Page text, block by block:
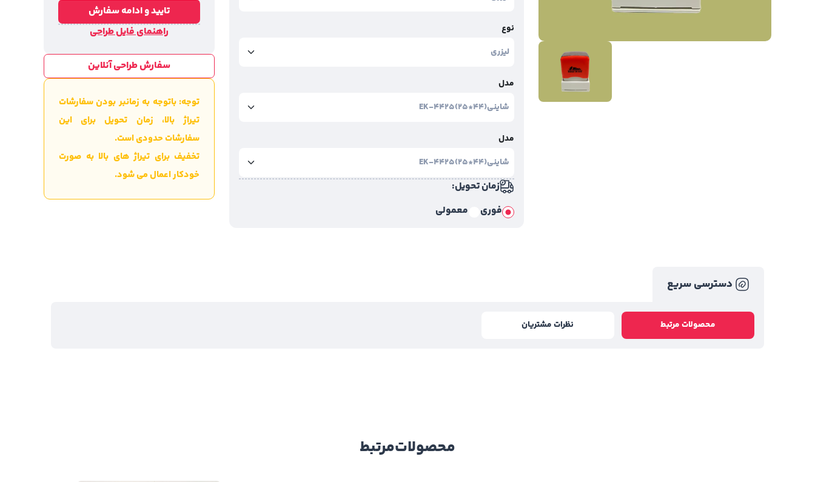
نوع
مدل
مدل
زمان تحویل:
فوری
معمولی
تایید و ادامه سفارش
راهنمای فایل طراحی
سفارش طراحی آنلاین
توجه: باتوجه به زمانبر بودن سفارشات
تیراژ بالا، زمان تحویل برای این
سفارشات حدودی است.
تخفیف برای تیراژ های بالا به صورت
خودکار اعمال می شود.
دسترسی سریع
محصولات مرتبط نظرات مشتریان
محصولاتمرتبط